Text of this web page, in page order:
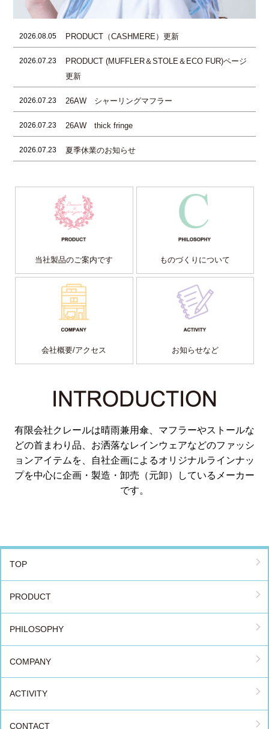
2026.08.05 PRODUCT（CASHMERE）更新
2026.07.23
PRODUCT (MUFFLER＆STOLE＆ECO FUR)ページ
更新
2026.07.23 26AW シャーリングマフラー
2026.07.23 26AW thick fringe
2026.07.23 夏季休業のお知らせ
当社製品のご案内です ものづくりについて
会社概要/アクセス お知らせなど
有限会社クレールは晴雨兼用傘、マフラーやストールな
どの首まわり品、お洒落なレインウェアなどのファッシ
ョンアイテムを、自社企画によるオリジナルラインナッ
プを中心に企画・製造・卸売（元卸）しているメーカー
です。
TOP
PRODUCT
PHILOSOPHY
COMPANY
ACTIVITY
CONTACT